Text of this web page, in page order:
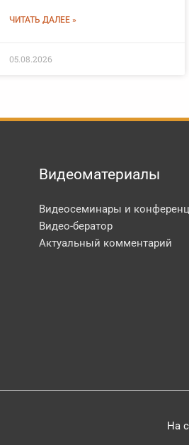
ЧИТАТЬ ДАЛЕЕ »
05.08.2026
Видеоматериалы
Видеосеминары и
Видео-бератор
Актуальный комментарий
На